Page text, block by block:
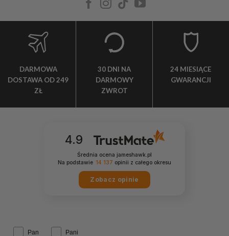
DARMOWA
DOSTAWA OD 249
ZŁ
30 DNI NA
DARMOWY
ZWROT
24 MIESIĄCE
GWARANCJI
Zwrot grzecznościowy:
Pan Pani
4.9
Średnia ocena jameshawk.pl
Na podstawie 14 137 opinii z całego okresu
Zobacz opinie